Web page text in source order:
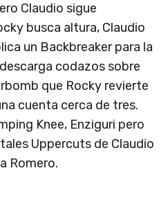
Claudio sigue
busca altura, Claudio
un Backbreaker para la
codazos sobre
que Rocky revierte
cuenta cerca de tres.
Knee, Enziguri pero
Uppercuts de Claudio
Romero.